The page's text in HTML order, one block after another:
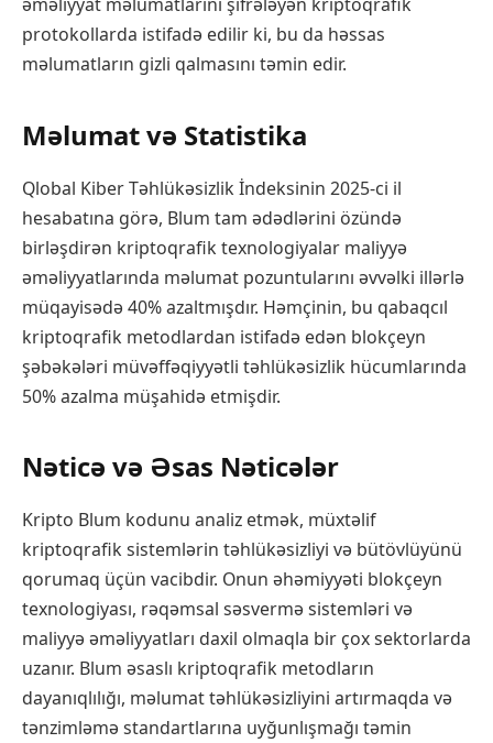
protokollarda istifadə edilir ki, bu da həssas
məlumatların gizli qalmasını təmin edir.
Məlumat və Statistika
Qlobal Kiber Təhlükəsizlik İndeksinin 2025-ci il
hesabatına görə, Blum tam ədədlərini özündə
birləşdirən kriptoqrafik texnologiyalar maliyyə
əməliyyatlarında məlumat pozuntularını əvvəlki illərlə
müqayisədə 40% azaltmışdır. Həmçinin, bu qabaqcıl
kriptoqrafik metodlardan istifadə edən blokçeyn
şəbəkələri müvəffəqiyyətli təhlükəsizlik hücumlarında
50% azalma müşahidə etmişdir.
Nəticə və Əsas Nəticələr
Kripto Blum kodunu analiz etmək, müxtəlif
kriptoqrafik sistemlərin təhlükəsizliyi və bütövlüyünü
qorumaq üçün vacibdir. Onun əhəmiyyəti blokçeyn
texnologiyası, rəqəmsal səsvermə sistemləri və
maliyyə əməliyyatları daxil olmaqla bir çox sektorlarda
uzanır. Blum əsaslı kriptoqrafik metodların
dayanıqlılığı, məlumat təhlükəsizliyini artırmaqda və
tənzimləmə standartlarına uyğunlışmağı təmin